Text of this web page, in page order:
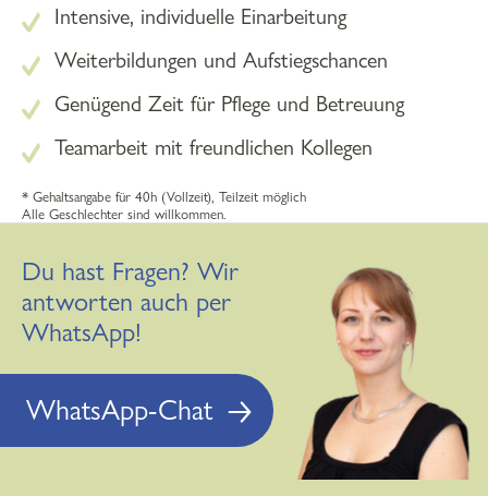
Intensive, individuelle Einarbeitung
Weiterbildungen und Aufstiegschancen
Genügend Zeit für Pflege und Betreuung
Teamarbeit mit freundlichen Kollegen
* Gehaltsangabe für 40h (Vollzeit), Teilzeit möglich
Alle Geschlechter sind willkommen.
Du hast Fragen? Wir
antworten auch per
WhatsApp!
WhatsApp-Chat